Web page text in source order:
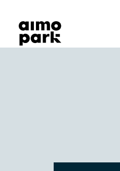
Hitta parkering
Samarbete
Kundservice